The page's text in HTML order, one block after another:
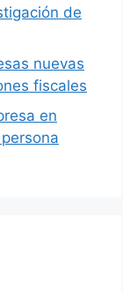
de
nuevas
fiscales
en